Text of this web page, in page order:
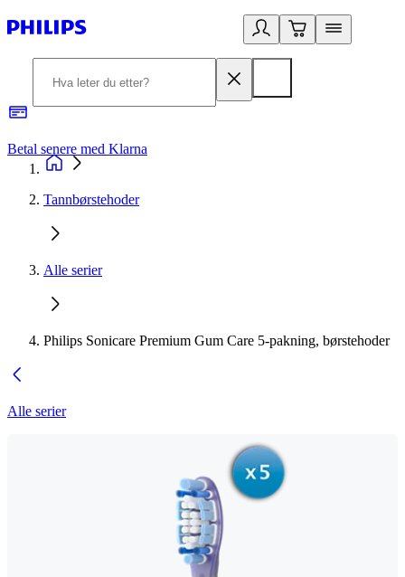
Betal senere med Klarna
Tannbørstehoder
Alle serier
Philips Sonicare Premium Gum Care 5-pakning, børstehoder
Alle serier